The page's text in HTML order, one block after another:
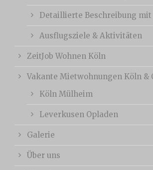
Detaillierte Beschreibung
Ausflugsziele & Aktivitäten
ZeitJob Wohnen Köln
Vakante Mietwohnungen Köln &
Köln Mülheim
Leverkusen Opladen
Galerie
Über uns